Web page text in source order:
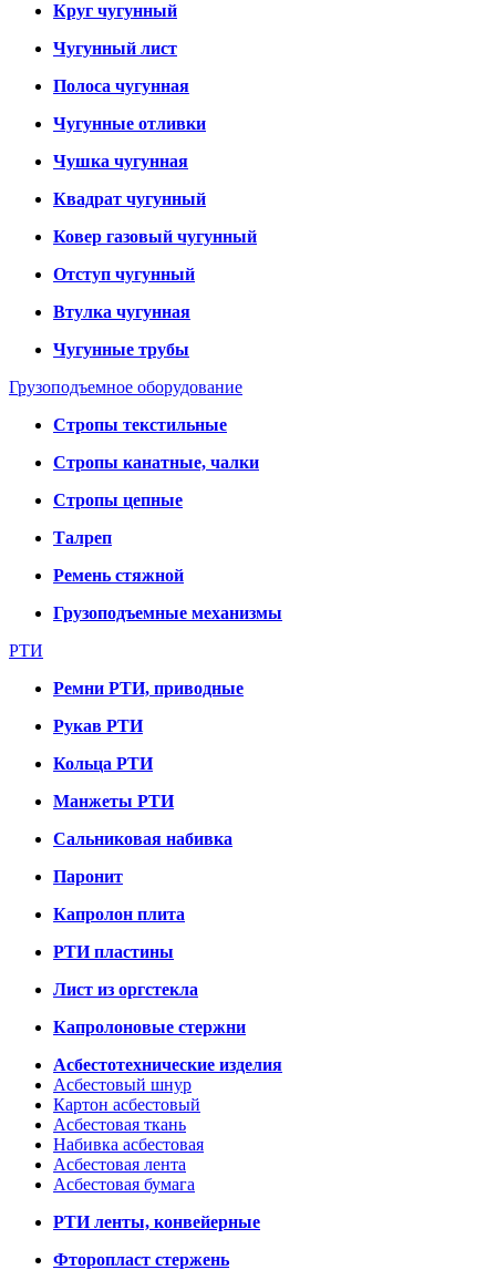
Круг чугунный
Чугунный лист
Полоса чугунная
Чугунные отливки
Чушка чугунная
Квадрат чугунный
Ковер газовый чугунный
Отступ чугунный
Втулка чугунная
Чугунные трубы
Грузоподъемное оборудование
Стропы текстильные
Стропы канатные, чалки
Стропы цепные
Талреп
Ремень стяжной
Грузоподъемные механизмы
РТИ
Ремни РТИ, приводные
Рукав РТИ
Кольца РТИ
Манжеты РТИ
Сальниковая набивка
Паронит
Капролон плита
РТИ пластины
Лист из оргстекла
Капролоновые стержни
Асбестотехнические изделия
Асбестовый шнур
Картон асбестовый
Асбестовая ткань
Набивка асбестовая
Асбестовая лента
Асбестовая бумага
РТИ ленты, конвейерные
Фторопласт стержень